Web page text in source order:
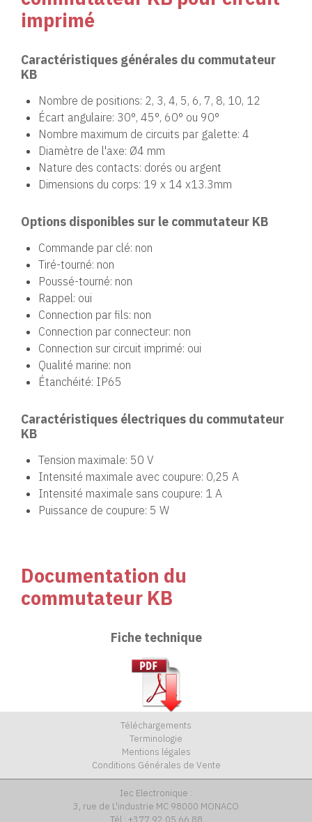
imprimé
Caractéristiques générales du commutateur
KB
Nombre de positions: 2, 3, 4, 5, 6, 7, 8, 10, 12
Écart angulaire: 30°, 45°, 60° ou 90°
Nombre maximum de circuits par galette: 4
Diamètre de l'axe: Ø4 mm
Nature des contacts: dorés ou argent
Dimensions du corps: 19 x 14 x13.3mm
Options disponibles sur le commutateur KB
Commande par clé: non
Tiré-tourné: non
Poussé-tourné: non
Rappel: oui
Connection par fils: non
Connection par connecteur: non
Connection sur circuit imprimé: oui
Qualité marine: non
Étanchéité: IP65
Caractéristiques électriques du commutateur
KB
Tension maximale: 50 V
Intensité maximale avec coupure: 0,25 A
Intensité maximale sans coupure: 1 A
Puissance de coupure: 5 W
Documentation du
commutateur KB
Fiche technique
Téléchargements
Terminologie
Mentions légales
Conditions Générales de Vente
Iec Electronique :
3, rue de L'industrie MC 98000 MONACO
Tél : +377 92 05 66 88